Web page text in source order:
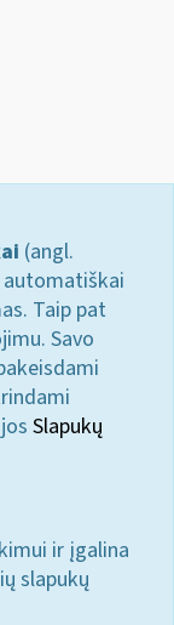
(angl.
Taip pat
Savo
Slapukų
ir įgalina
slapukų